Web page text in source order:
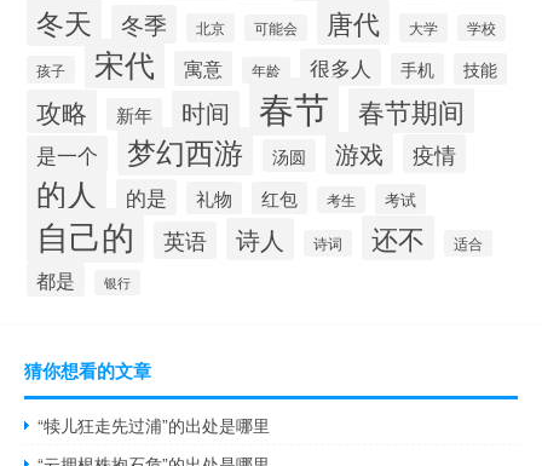
冬天 冬季 北京 可能会 唐代 大学 学校
孩子 宋代 寓意 年龄 很多人 手机 技能
攻略 新年 时间 春节 春节期间
是一个 梦幻西游 汤圆 游戏 疫情
的人 的是 礼物 红包 考生 考试
自己的 英语 诗人 诗词 还不 适合
都是 银行
猜你想看的文章
“犊儿狂走先过浦”的出处是哪里